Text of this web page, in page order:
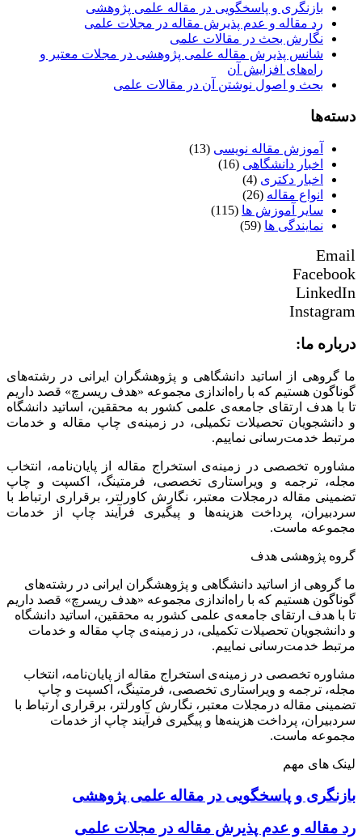
بازنگری و پاسخگویی در مقاله علمی پژوهشی
رد مقاله و عدم پذیرش مقاله در مجلات علمی
نگارش بحث در مقالات علمی
شانس پذیرش مقاله علمی پژوهشی در مجلات معتبر و
راه‌های افزایش آن
بحث و اصول نوشتن آن در مقالات علمی
دسته‌ها
آموزش مقاله نویسی (13)
اخبار دانشگاهی (16)
اخبار دکتری (4)
انواع مقاله (26)
سایر آموزش ها (115)
نمایندگی ها (59)
Email
Facebook
LinkedIn
Instagram
درباره ما:
ما گروهی از اساتید دانشگاهی و پژوهشگران ایرانی در رشته‌های
گوناگون هستیم که با راه‌اندازی مجموعه «هدف ریسرچ» قصد داریم
تا با هدف ارتقای جامعه‌ی علمی کشور به محققین، اساتید دانشگاه
و دانشجویان تحصیلات تکمیلی، در زمینه‌ی چاپ مقاله و خدمات
مرتبط خدمت‌رسانی نماییم.
مشاوره تخصصی در زمینه‌ی استخراج مقاله از پایان‌نامه، انتخاب
مجله، ترجمه و ویراستاری تخصصی، فرمتینگ، اکسپت و چاپ
تضمینی مقاله درمجلات معتبر، نگارش کاورلتر، برقراری ارتباط با
سردبیران، پرداخت هزینه‌ها و پیگیری فرآیند چاپ از خدمات
مجموعه ماست.
گروه پژوهشی هدف
ما گروهی از اساتید دانشگاهی و پژوهشگران ایرانی در رشته‌های
گوناگون هستیم که با راه‌اندازی مجموعه «هدف ریسرچ» قصد داریم
تا با هدف ارتقای جامعه‌ی علمی کشور به محققین، اساتید دانشگاه
و دانشجویان تحصیلات تکمیلی، در زمینه‌ی چاپ مقاله و خدمات
مرتبط خدمت‌رسانی نماییم.
مشاوره تخصصی در زمینه‌ی استخراج مقاله از پایان‌نامه، انتخاب
مجله، ترجمه و ویراستاری تخصصی، فرمتینگ، اکسپت و چاپ
تضمینی مقاله درمجلات معتبر، نگارش کاورلتر، برقراری ارتباط با
سردبیران، پرداخت هزینه‌ها و پیگیری فرآیند چاپ از خدمات
مجموعه ماست.
لینک های مهم
بازنگری و پاسخگویی در مقاله علمی پژوهشی
رد مقاله و عدم پذیرش مقاله در مجلات علمی